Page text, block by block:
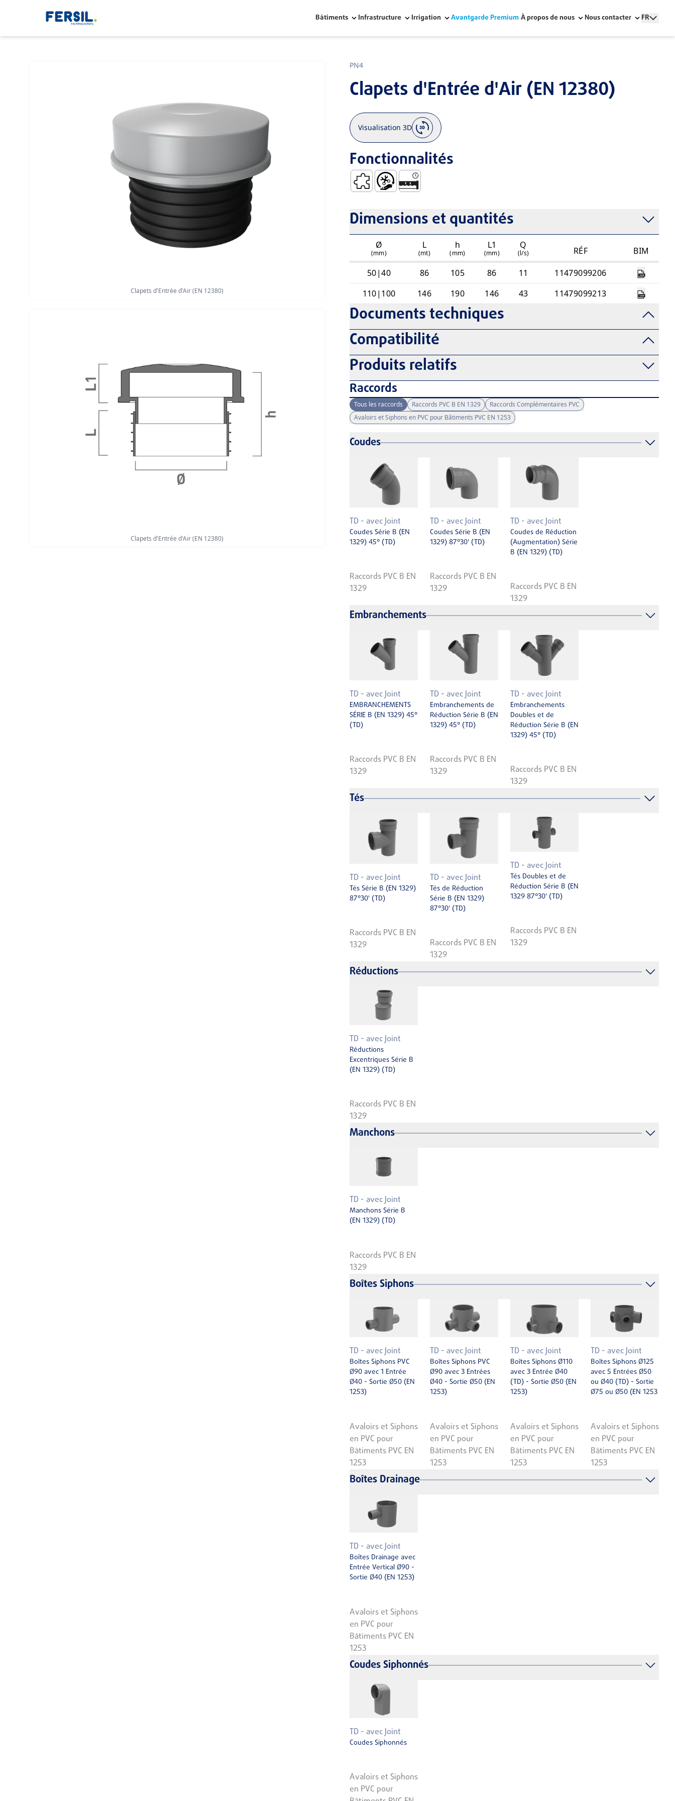
Bâtiments Infrastructure Irrigation Avantgarde PremiumÀ propos de nous Nous contacter FR
Clapets d'Entrée d'Air (EN 12380)
Clapets d'Entrée d'Air (EN 12380)
PN4
Clapets d'Entrée d'Air (EN 12380)
Visualisation 3D
Fonctionnalités
Dimensions et quantités
Ø
(mm)
L
(mt)
h
(mm)
L1
(mm)
Q
(l/s) RÉF
BIM
50|40
86 105 86 11
11479099206
110|100
146 190 146 43 11479099213
Documents techniques
Compatibilité
Produits relatifs
Raccords
Tous les raccords Raccords PVC B EN 1329
Raccords Complémentaires PVC
Avaloirs et Siphons en PVC pour Bâtiments PVC EN 1253
Coudes
TD - avec Joint
Coudes Série B (EN
1329) 45° (TD)
Raccords PVC B EN
1329
TD - avec Joint
Coudes Série B (EN
1329) 87°30' (TD)
Raccords PVC B EN
1329
TD - avec Joint
Coudes de Réduction
(Augmentation) Série
B (EN ­1329) (TD)
Raccords PVC B EN
1329
Embranchements
TD - avec Joint
EMBRANCHEMENTS
SÉRIE B (EN 1329) 45°
(TD)
Raccords PVC B EN
1329
TD - avec Joint
Embranchements de
Réduction Série B (EN
1329) 45° (TD)
Raccords PVC B EN
1329
TD - avec Joint
Embranchements
Doubles et de
Réduction Série B (EN
1329) 45° (TD)
Raccords PVC B EN
1329
Tés
TD - avec Joint
Tés Série B (EN 1329)
87°30' (TD)
Raccords PVC B EN
1329
TD - avec Joint
Tés de Réduction
Série B (EN 1329)
87°30' (TD)
Raccords PVC B EN
1329
TD - avec Joint
Tés Doubles et de
Réduction Série B (EN
1329 87°30' (TD)
Raccords PVC B EN
1329
Réductions
TD - avec Joint
Réductions
Excentriques Série B
(EN 1329) (TD)
Raccords PVC B EN
1329
Manchons
TD - avec Joint
Manchons Série B
(EN 1329) (TD)
Raccords PVC B EN
1329
Boîtes Siphons
TD - avec Joint
Boîtes Siphons PVC
Ø90 avec 1 Entrée
Ø40 - Sortie Ø50 (EN
1253)
Avaloirs et Siphons
en PVC pour
Bâtiments PVC EN
1253
TD - avec Joint
Boîtes Siphons PVC
Ø90 avec 3 Entrées
Ø40 - Sortie Ø50 (EN
1253)
Avaloirs et Siphons
en PVC pour
Bâtiments PVC EN
1253
TD - avec Joint
Boîtes Siphons Ø110
avec 3 Entrée Ø40
(TD) - Sortie Ø50 (EN
1253)
Avaloirs et Siphons
en PVC pour
Bâtiments PVC EN
1253
TD - avec Joint
Boîtes Siphons Ø125
avec 5 Entrées Ø50
ou Ø40 (TD) - Sortie
Ø75 ou Ø50 (EN 1253
Avaloirs et Siphons
en PVC pour
Bâtiments PVC EN
1253
Boîtes Drainage
TD - avec Joint
Boîtes Drainage avec
Entrée Vertical Ø90 -
Sortie Ø40 (EN 1253)
Avaloirs et Siphons
en PVC pour
Bâtiments PVC EN
1253
Coudes Siphonnés
TD - avec Joint
Coudes Siphonnés
Avaloirs et Siphons
en PVC pour